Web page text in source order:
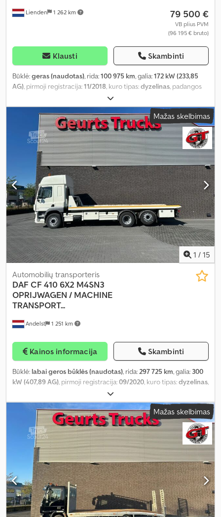
Lienden 1 262 km 79 500 €
VB plius PVM
(96 195 € bruto)
Klausti Skambinti
Būklė:geras (naudotas), rida:100 975 km, galia:172 kW (233,85
AG), pirmoji registracija:11/2018, kuro tipas:dyzelinas, padangos
, ašių konfigūracija:
kuras:dyzelinas, stabdžiai:variklio stabdymas, spalva:sidabras,
vairuotojo kabina:miegamoji kabina, pavaros tipas:automatinis,
emisijos klasė:Euro 6, pakaba:plienas-oras, bendras ilgis:5 150
, bendras plotis:2 250 mm, leistina ašies apkrova (ašis 1):3 200
, leistina ašies apkrova (ašis 2):5 000 kg, Gamybos metai:2018,
ABS, AdBlue, EBS (Elektroninė stabdžių sistema), USB
jungtis, borto kompiuteris, centrinis užraktas, elektrinis langų
reguliavimas, elektriškai reguliuojamas veidrodis, elektroninė
stabilumo programa (ESP), kruizo kontrolė, navigacijos sistema,
oro kondicionavimas, pilna techninės priežiūros istorija,
priekabos jungtis, priešrūkiniai žibintai, spoileris, suodžių filtras,
trauki kontrolė, vairo stiprintuvas,
Mažas skelbimas
1 / 15
Andelst 1 251 km
Automobilių transporteris
DAF CF 410 6X2 M4SN3
OPRIJWAGEN / MACHINE
TRANSPORT...
Kainos informacija Skambinti
Būklė: labai geros būklės (naudotas), rida:297 725 km, galia: 300
kW (407,89 AG), pirmoji registracija:09/2020, kuro tipas:dyzelinas,
, ašių konfigūracija:
dyzelinas, kuro bako talpa:750 l, stabdžiai:intarder, spalva:balta,
vairuotojo kabina:miegamoji kabina, pavaros tipas:automatinis,
pavarų skaičius:12, emisijos klasė:Euro 6, pakaba:plienas-oras,
leistina ašies apkrova (ašis 1):9 000 kg, leistina ašies apkrova (ašis
12 000 kg, leistina ašies apkrova (ašis 3):7 400 kg, krovimo
vietos ilgis:6 850 mm, krovinių skyriaus plotis:2 470 mm, Gamybos
2020, Įranga:ABS, AdBlue, centrinis užraktas, diferencialo
užraktas, elektrinis langų reguliavimas, elektriškai
reguliuojamas veidrodis, kruizo kontrolė, navigacijos sistema,
oro kondicionavimas, priešrūkiniai žibintai, suodžių filtras,
Mažas skelbimas